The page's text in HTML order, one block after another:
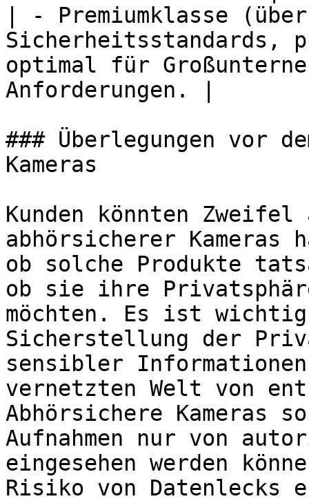
| - Premiumklasse
Sicherheitsstandards,
optimal für
Anforderungen. |
### Überlegungen vor
Kameras
Kunden könnten
abhörsicherer
ob solche Produkte
ob sie ihre
möchten. Es ist
Sicherstellung der
sensibler
vernetzten Welt von
Abhörsichere Kameras
Aufnahmen nur von
eingesehen werden
Risiko von Datenlecks